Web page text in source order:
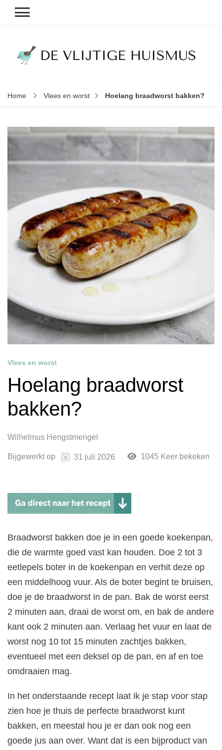
Home Vlees en worst Hoelang braadworst bakken?
Vlees en worst
Hoelang braadworst
bakken?
Wilhelmus Hengstmengel
Bijgewerkt op 31 juli 2026 1045 Keer bekeken
Braadworst bakken doe je in een goede koekenpan,
die de warmte goed vast kan houden. Doe 2 tot 3
eetlepels boter in de koekenpan en verhit deze op
een middelhoog vuur. Als de boter begint te bruisen,
doe je de braadworst in de pan. Bak de worst eerst
2 minuten aan, draai de worst om, en bak de andere
kant ook 2 minuten aan. Verlaag het vuur en laat de
worst nog 10 tot 15 minuten zachtjes bakken,
eventueel met een deksel op de pan, en af en toe
omdraaien mag.
In het onderstaande recept laat ik je stap voor stap
zien hoe je thuis de perfecte braadworst kunt
bakken, en meestal hou je er dan ook nog een
goede jus aan over. Want dat is een bijproduct van